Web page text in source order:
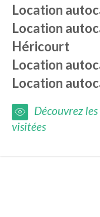
Location
Location
Héricourt
Location
Location
Découvrez
visitées